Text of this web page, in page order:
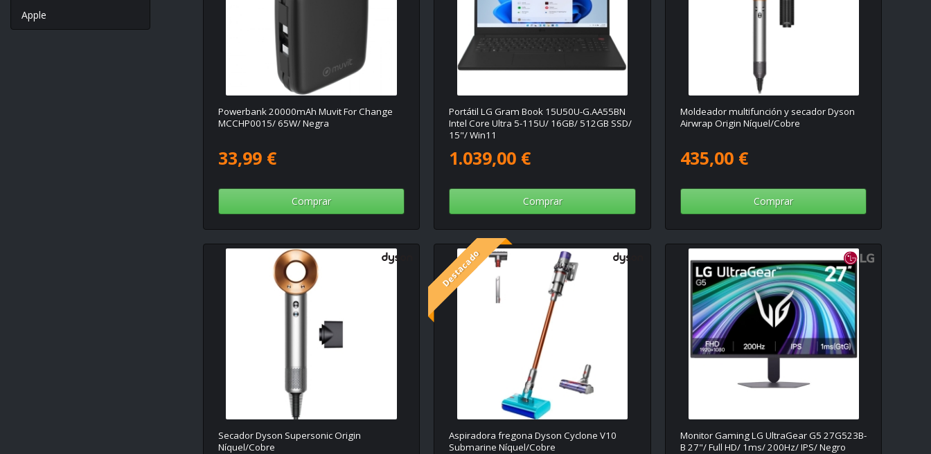
Apple
Powerbank 20000mAh Muvit For Change
MCCHP0015/ 65W/ Negra
33,99 €
Comprar
Portátil LG Gram Book 15U50U-G.AA55BN
Intel Core Ultra 5-115U/ 16GB/ 512GB SSD/
15"/ Win11
1.039,00 €
Comprar
Moldeador multifunción y secador Dyson
Airwrap Origin Níquel/Cobre
435,00 €
Comprar
Secador Dyson Supersonic Origin
Níquel/Cobre
Destacado
Aspiradora fregona Dyson Cyclone V10
Submarine Níquel/Cobre
Monitor Gaming LG UltraGear G5 27G523B-
B 27"/ Full HD/ 1ms/ 200Hz/ IPS/ Negro